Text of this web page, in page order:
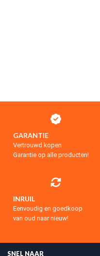
GARANTIE
Vertrouwd kopen
Garantie op alle producten!
INRUIL
Eenvoudig en goedkoop
van oud naar nieuw!
SNEL NAAR